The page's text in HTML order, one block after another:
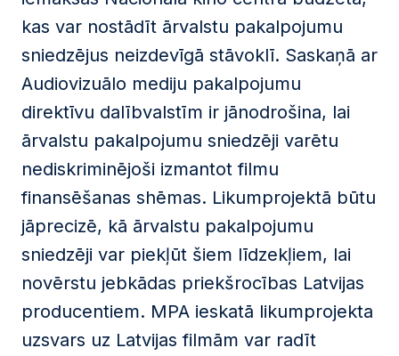
kas var nostādīt ārvalstu pakalpojumu
sniedzējus neizdevīgā stāvoklī. Saskaņā ar
Audiovizuālo mediju pakalpojumu
direktīvu dalībvalstīm ir jānodrošina, lai
ārvalstu pakalpojumu sniedzēji varētu
nediskriminējoši izmantot filmu
finansēšanas shēmas. Likumprojektā būtu
jāprecizē, kā ārvalstu pakalpojumu
sniedzēji var piekļūt šiem līdzekļiem, lai
novērstu jebkādas priekšrocības Latvijas
producentiem. MPA ieskatā likumprojekta
uzsvars uz Latvijas filmām var radīt